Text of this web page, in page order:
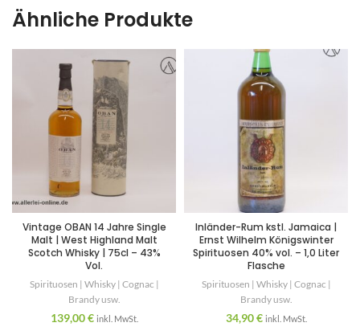
Ähnliche Produkte
Vintage OBAN 14 Jahre Single
Malt | West Highland Malt
Scotch Whisky | 75cl – 43%
Vol.
Spirituosen | Whisky | Cognac |
Brandy usw.
139,00€ inkl. MwSt.
Inländer-Rum kstl. Jamaica |
Ernst Wilhelm Königswinter
Spirituosen 40% vol. – 1,0 Liter
Flasche
Spirituosen | Whisky | Cognac |
Brandy usw.
34,90€ inkl. MwSt.